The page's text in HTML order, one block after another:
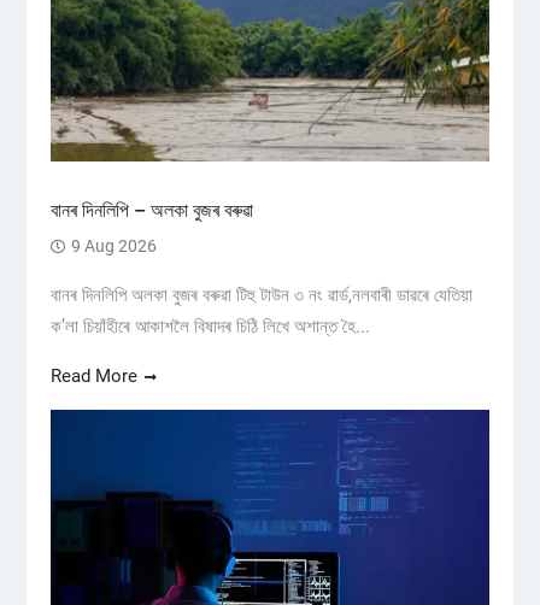
বানৰ দিনলিপি – অলকা বুজৰ বৰুৱা
9 Aug 2026
বানৰ দিনলিপি অলকা বুজৰ বৰুৱা টিহু টাউন ৩ নং ৱাৰ্ড,নলবাৰী ডাৱৰে যেতিয়া
ক’লা চিয়াঁহীৰে আকাশলৈ বিষাদৰ চিঠি লিখে অশান্ত হৈ...
Read More